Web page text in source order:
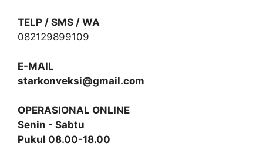
TELP / SMS / WA
082129899109
E-MAIL
starkonveksi@gmail.com
OPERASIONAL ONLINE
Senin - Sabtu
Pukul 08.00-18.00